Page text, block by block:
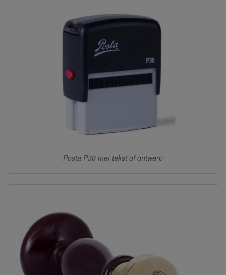
Posta P30 met tekst of ontwerp